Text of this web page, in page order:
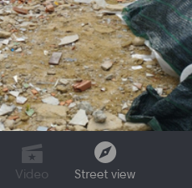
Video Street view